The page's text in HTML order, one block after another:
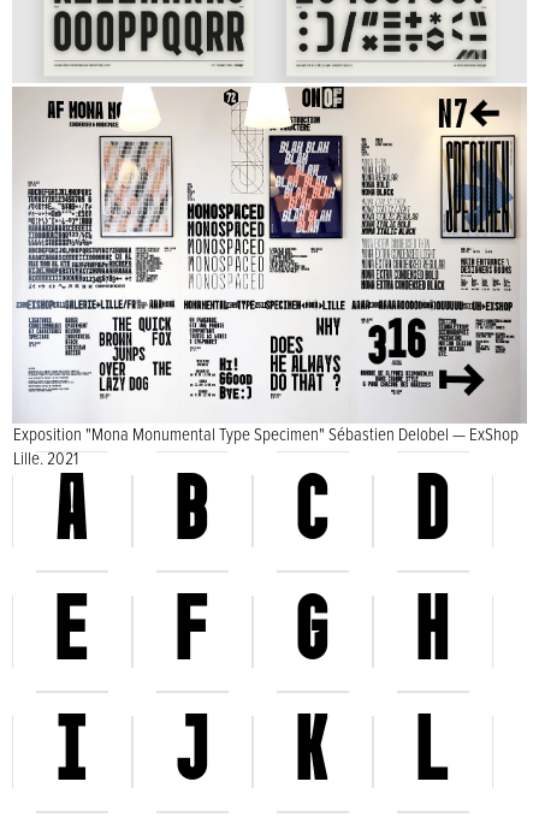
Exposition "Mona Monumental Type Specimen" Sébastien Delobel — ExShop
Lille. 2021
A B C
D
E
F G
H
I
J K
L